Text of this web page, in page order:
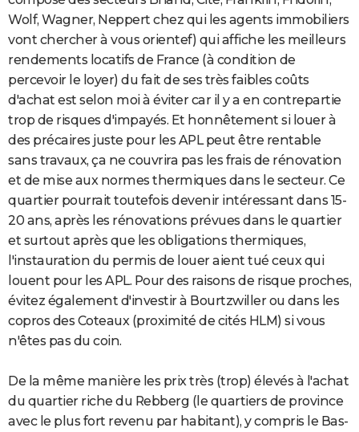
Wolf, Wagner, Neppert chez qui les agents immobiliers
vont chercher à vous orientef) qui affiche les meilleurs
rendements locatifs de France (à condition de
percevoir le loyer) du fait de ses très faibles coûts
d'achat est selon moi à éviter car il y a en contrepartie
trop de risques d'impayés. Et honnêtement si louer à
des précaires juste pour les APL peut être rentable
sans travaux, ça ne couvrira pas les frais de rénovation
et de mise aux normes thermiques dans le secteur. Ce
quartier pourrait toutefois devenir intéressant dans 15-
20 ans, après les rénovations prévues dans le quartier
et surtout après que les obligations thermiques,
l'instauration du permis de louer aient tué ceux qui
louent pour les APL. Pour des raisons de risque proches,
évitez également d'investir à Bourtzwiller ou dans les
copros des Coteaux (proximité de cités HLM) si vous
n'êtes pas du coin.
De la même manière les prix très (trop) élevés à l'achat
du quartier riche du Rebberg (le quartiers de province
avec le plus fort revenu par habitant), y compris le Bas-